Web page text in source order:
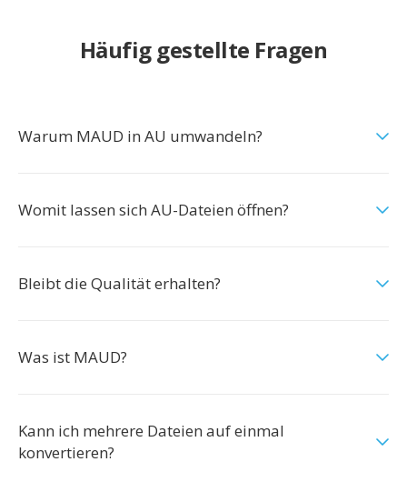
Häufig gestellte Fragen
Warum MAUD in AU umwandeln?
Womit lassen sich AU-Dateien öffnen?
Bleibt die Qualität erhalten?
Was ist MAUD?
Kann ich mehrere Dateien auf einmal
konvertieren?